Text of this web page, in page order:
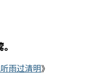
雨过清明》